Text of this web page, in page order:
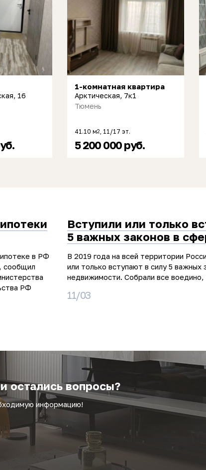
16
1-комнатная квартира
Арктическая, 7к1
Тюмень
41.10 м2, 11/17 эт.
5 200 000 руб.
в РФ
сообщил
РФ
Вступили или только
5 важных законов в
В 2019 года на всей территории
или только вступают в силу 5 важных
недвижимости. Собрали все воедино,
11/03
остались вопросы?
информацию!